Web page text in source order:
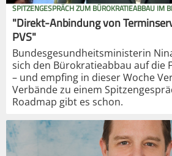
SPITZENGESPRÄCH ZUM BÜROKRATIEABBAU IM
"Direkt-Anbindung von
PVS"
Bundesgesundheitsministerin
sich den Bürokratieabbau auf die
– und empfing in dieser Woche
Verbände zu einem
Roadmap gibt es schon.